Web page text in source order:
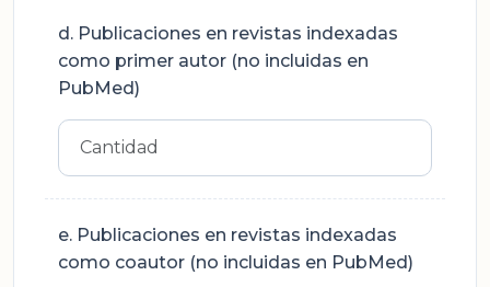
d. Publicaciones en revistas indexadas
como primer autor (no incluidas en
PubMed)
e. Publicaciones en revistas indexadas
como coautor (no incluidas en PubMed)